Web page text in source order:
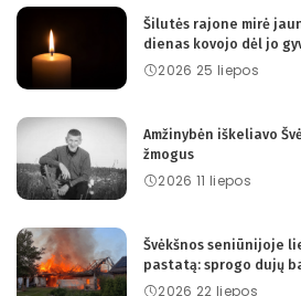
Šilutės rajone mirė
dienas kovojo dėl jo
2026 25 liepos
Amžinybėn iškeliavo
žmogus
2026 11 liepos
Švėkšnos seniūnijoje
pastatą: sprogo dujų
2026 22 liepos